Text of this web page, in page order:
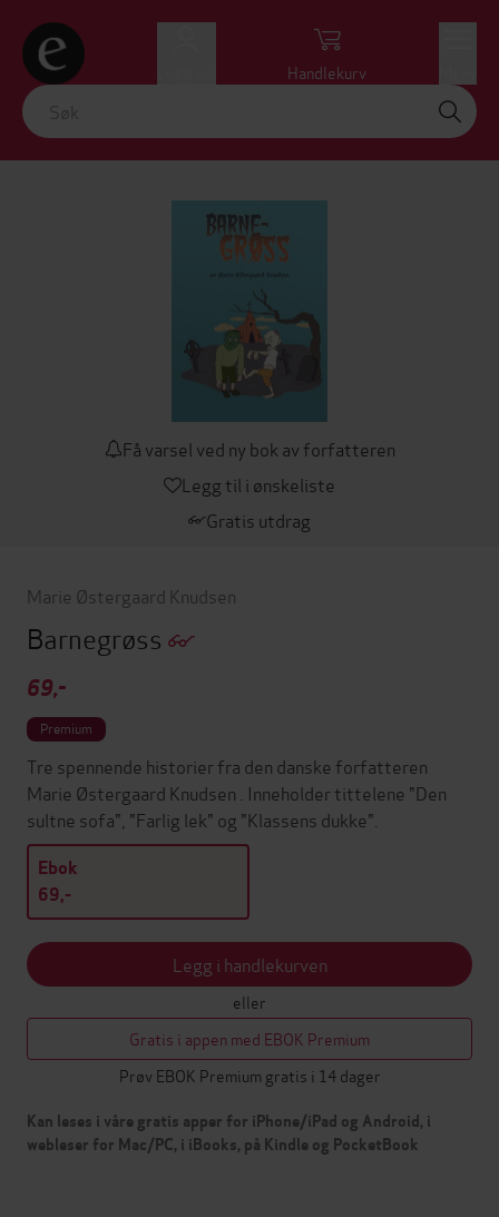
Handlekurv
Få varsel ved ny bok av forfatteren
Legg til i ønskeliste
Gratis utdrag
Marie Østergaard Knudsen
Barnegrøss
69,-
Premium
Tre spennende historier fra den danske forfatteren
Marie Østergaard Knudsen . Inneholder tittelene "Den
sultne sofa", "Farlig lek" og "Klassens dukke".
Ebok
69,-
Legg i handlekurven
eller
Gratis i appen med EBOK Premium
Prøv EBOK Premium gratis i 14 dager
Kan leses i våre gratis apper for iPhone/iPad og Android, i
webleser for Mac/PC, i iBooks, på Kindle og PocketBook